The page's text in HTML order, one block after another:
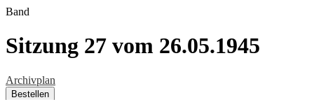
Band
Sitzung 27 vom 26.05.1945
Archivplan
Bestellen